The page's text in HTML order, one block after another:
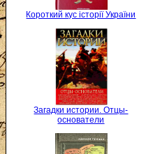
Короткий кус історії України
Загадки истории. Отцы-
основатели